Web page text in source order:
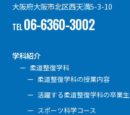
大阪府大阪市北区西天満5-3-10
TEL06-6360-3002
学科紹介
柔道整復学科
柔道整復学科の授業内容
活躍する柔道整復学科の卒業生
スポーツ科学コース